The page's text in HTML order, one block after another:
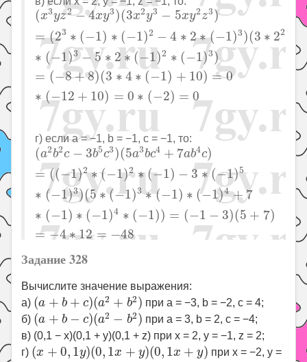
(x3yz2 −4xy3)(3x2y3 − 5xy2z3)
= (23 ∗ (−1) ∗ (−1)2 − 4 ∗ 2∗(−1)3)(3 ∗ 22
∗ (−1)3 − 5 ∗ 2 ∗(−1)2 ∗ (−1)3)
= (−8+8)(3 ∗ 4 ∗ (−1) + 10) = 0
∗ (−12 + 10) = 0 ∗ (−2) = 0
(x3yz2−4xy3)(3x2y3−5 xy2 z3 )=(23∗( −1 )∗ )
г) если a = −1, b = −1, c = −1, то:
(a2b2c − 3b5c3)(5a3bc4 + 7ab4c)
= ((−1)2 ∗ (−1)2 ∗ (−1) − 3∗ (−1)5
∗ (−1)3)(5 ∗ (−1)3 ∗(−1) ∗ (−1)4 + 7
∗ (−1) ∗ (−1)4 ∗ (−1)) = (−1 − 3)(5 + 7)
= −4∗12 = −48
(a2b2c−3b5 c3)(5a3 bc 4+7ab 4 )= − ) 2
Задание 328
Вычислите значение выражения:
а) (a + b + c)(a2 + b2)
( b + c) a2 +b 2
при a = −3, b = −2, c = 4;
б) (a + b − c)(a2 − b2)
( b − c) a2 −b 2
при a = 3, b = 2, c = −4;
в) (0,1 − x)(0,1 + y)(0,1 + z) при x = 2, y = −1, z = 2;
г) (x + 0, 1y)(0, 1x + y)(0, 1x + y)
(x + 0 ,1y) (0,1x+ y ( 1x+ y
при x = −2, y =